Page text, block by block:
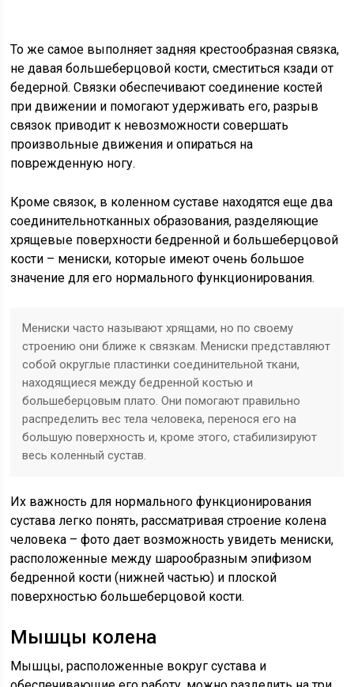
То же самое выполняет задняя крестообразная связка,
не давая большеберцовой кости, сместиться кзади от
бедерной. Связки обеспечивают соединение костей
при движении и помогают удерживать его, разрыв
связок приводит к невозможности совершать
произвольные движения и опираться на
поврежденную ногу.
Кроме связок, в коленном суставе находятся еще два
соединительнотканных образования, разделяющие
хрящевые поверхности бедренной и большеберцовой
кости – мениски, которые имеют очень большое
значение для его нормального функционирования.
Мениски часто называют хрящами, но по своему
строению они ближе к связкам. Мениски представляют
собой округлые пластинки соединительной ткани,
находящиеся между бедренной костью и
большеберцовым плато. Они помогают правильно
распределить вес тела человека, перенося его на
большую поверхность и, кроме этого, стабилизируют
весь коленный сустав.
Их важность для нормального функционирования
сустава легко понять, рассматривая строение колена
человека – фото дает возможность увидеть мениски,
расположенные между шарообразным эпифизом
бедренной кости (нижней частью) и плоской
поверхностью большеберцовой кости.
Мышцы колена
Мышцы, расположенные вокруг сустава и